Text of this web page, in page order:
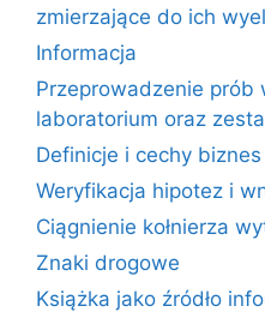
zmierzające do ich
Informacja
Przeprowadzenie prób
laboratorium oraz
Definicje i cechy
Weryfikacja hipotez i
Ciągnienie kołnierza
Znaki drogowe
Książka jako źródło